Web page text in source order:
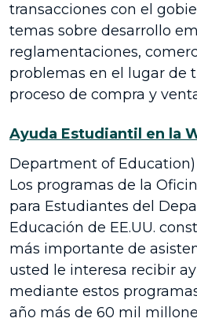
transacciones con el
temas sobre desarrollo
reglamentaciones,
problemas en el lugar de
proceso de compra y
Ayuda Estudiantil en la
Department of Education)
Los programas de la
para Estudiantes del
Educación de EE.UU.
más importante de
usted le interesa recibir
mediante estos
año más de 60 mil